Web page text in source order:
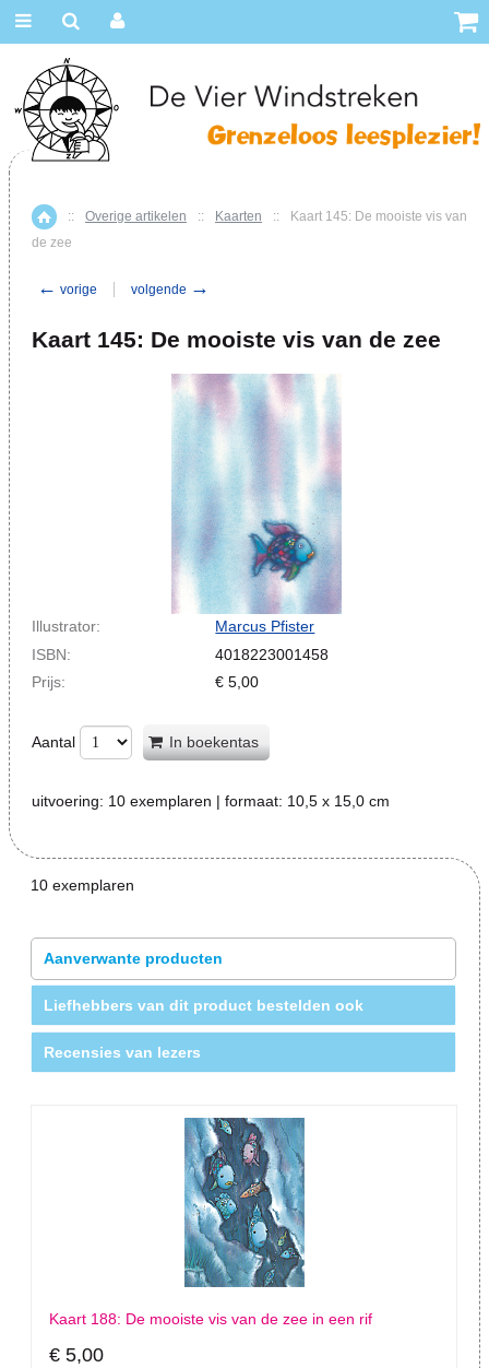
Home
:: Overige artikelen :: Kaarten ::
Kaart 145: De mooiste vis van
de zee
← vorige volgende →
Kaart 145: De mooiste vis van de zee
Illustrator:
Marcus Pfister
ISBN:
4018223001458
Prijs:
€5,00
Aantal In boekentas
uitvoering: 10 exemplaren | formaat: 10,5 x 15,0 cm
10 exemplaren
Aanverwante producten
Liefhebbers van dit product bestelden ook
Recensies van lezers
Kaart 188: De mooiste vis van de zee in een rif
€ 5,00